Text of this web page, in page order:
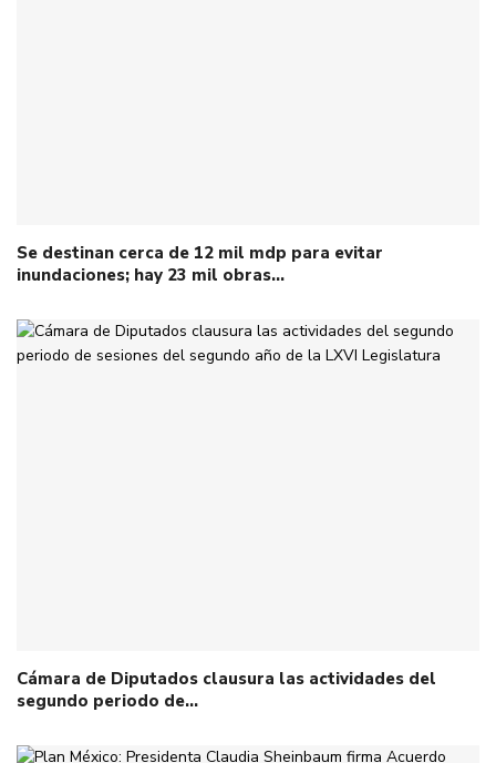
Se destinan cerca de 12 mil mdp para evitar
inundaciones; hay 23 mil obras…
Cámara de Diputados clausura las actividades del
segundo periodo de…